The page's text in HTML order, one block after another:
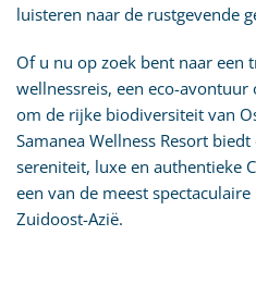
luisteren naar de rustgevende
Of u nu op zoek bent naar een
wellnessreis, een eco-
om de rijke biodiversiteit van
Samanea Wellness Resort
sereniteit, luxe en authentieke
een van de meest
Zuidoost-Azië.